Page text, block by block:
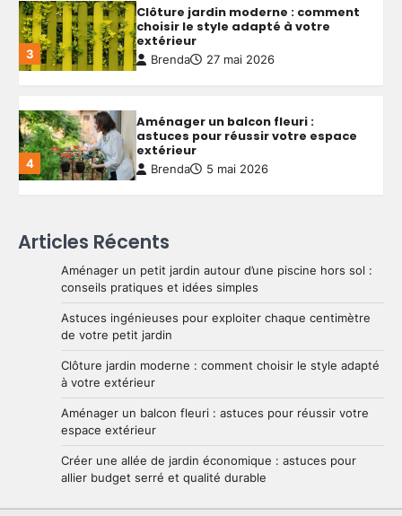
3
Clôture jardin moderne : comment
choisir le style adapté à votre
extérieur
Brenda 27 mai 2026
4
Aménager un balcon fleuri :
astuces pour réussir votre espace
extérieur
Brenda 5 mai 2026
Créer une allée de jardin
économique : astuces pour allier
Brenda 4 mai 2026
Aménager un petit jardin autour
d’une piscine hors sol : conseils
pratiques et idées simples
Brenda
Astuces ingénieuses pour exploiter
chaque centimètre de votre petit
jardin
Articles Récents
Aménager un petit jardin autour d’une piscine hors sol :
conseils pratiques et idées simples
Astuces ingénieuses pour exploiter chaque centimètre
de votre petit jardin
Clôture jardin moderne : comment choisir le style adapté
à votre extérieur
Aménager un balcon fleuri : astuces pour réussir votre
espace extérieur
Créer une allée de jardin économique : astuces pour
allier budget serré et qualité durable